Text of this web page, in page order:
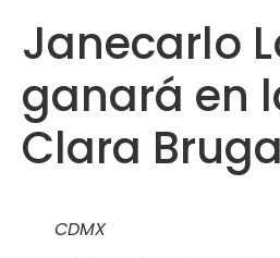
Janecarlo
ganará en
Clara
CDMX